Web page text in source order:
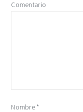
Comentario
Nombre *